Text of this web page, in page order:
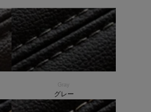
Gray
グレー